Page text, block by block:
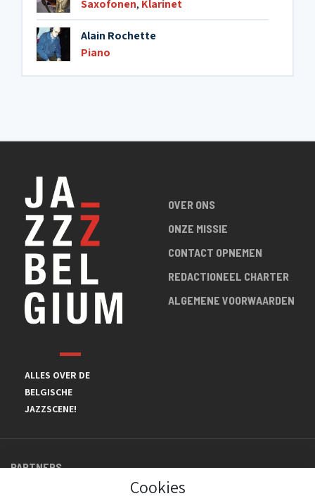
Saxofonen, Klarinet
Alain Rochette
Piano
ALLES OVER DE
BELGISCHE
JAZZSCENE!
OVER ONS
ONZE MISSIE
CONTACT OPNEMEN
REDACTIONEEL CHARTER
ALGEMENE VOORWAARDEN
PARTNERS
Cookies